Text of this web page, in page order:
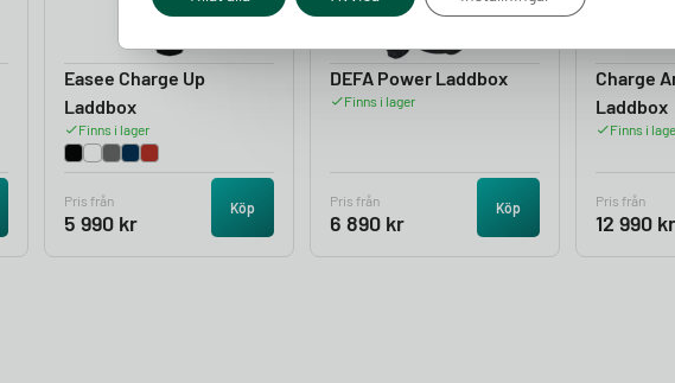
Easee Charge Up
Laddbox
Finns i lager
Pris från
5 990 kr
Köp
DEFA Power Laddbox
Finns i lager
Pris från
6 890 kr
Köp
Charge
Laddbox
Finns i
Pris från
12 990 kr